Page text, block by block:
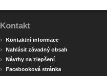
Kontakt
› Kontaktní informace
› Nahlásit závadný obsah
› Návrhy na zlepšení
› Facebooková stránka